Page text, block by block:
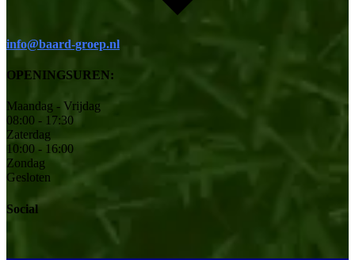
info@baard-groep.nl
OPENINGSUREN:
Maandag - Vrijdag
08:00 - 17:30
Zaterdag
10:00 - 16:00
Zondag
Gesloten
Social